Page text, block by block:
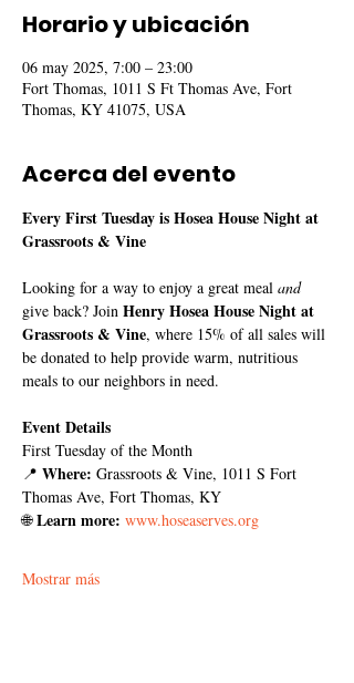
Horario y ubicación
06 may 2025, 7:00 – 23:00
Fort Thomas, 1011 S Ft Thomas Ave, Fort
Thomas, KY 41075, USA
Acerca del evento
Every First Tuesday is Hosea House Night at
Grassroots & Vine
Looking for a way to enjoy a great meal and
give back? Join Henry Hosea House Night at
Grassroots & Vine, where 15% of all sales will
be donated to help provide warm, nutritious
meals to our neighbors in need.
Event Details
First Tuesday of the Month
📍 Where: Grassroots & Vine, 1011 S Fort
Thomas Ave, Fort Thomas, KY
🌐 Learn more: www.hoseaserves.org
Mostrar más